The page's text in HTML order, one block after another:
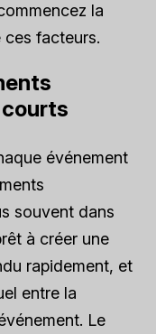
la
facteurs.
événement
souvent dans
à créer une
rapidement, et
entre la
Le